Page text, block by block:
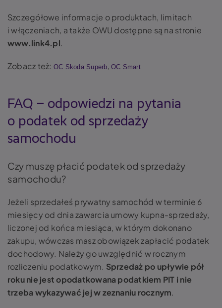
Szczegółowe informacje o produktach, limitach
i włączeniach, a także OWU dostępne są na stronie
www.link4.pl.
Zobacz też: OC Skoda Superb, OC Smart
FAQ – odpowiedzi na pytania
o podatek od sprzedaży
samochodu
Czy muszę płacić podatek od sprzedaży
samochodu?
Jeżeli sprzedałeś prywatny samochód w terminie 6
miesięcy od dnia zawarcia umowy kupna-sprzedaży,
liczonej od końca miesiąca, w którym dokonano
zakupu, wówczas masz obowiązek zapłacić podatek
dochodowy. Należy go uwzględnić w rocznym
rozliczeniu podatkowym. Sprzedaż po upływie pół
roku nie jest opodatkowana podatkiem PIT i nie
trzeba wykazywać jej w zeznaniu rocznym.